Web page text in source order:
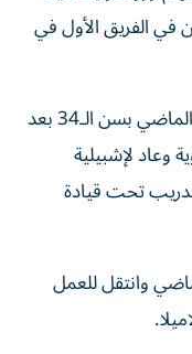
في الفريق الأول في
وكان لاميلا أعلن اعتزال اللعب الصيف الماضي بسن الـ34 بعد
وعاد لإشبيلية
تحت قيادة
وانتقل للعمل